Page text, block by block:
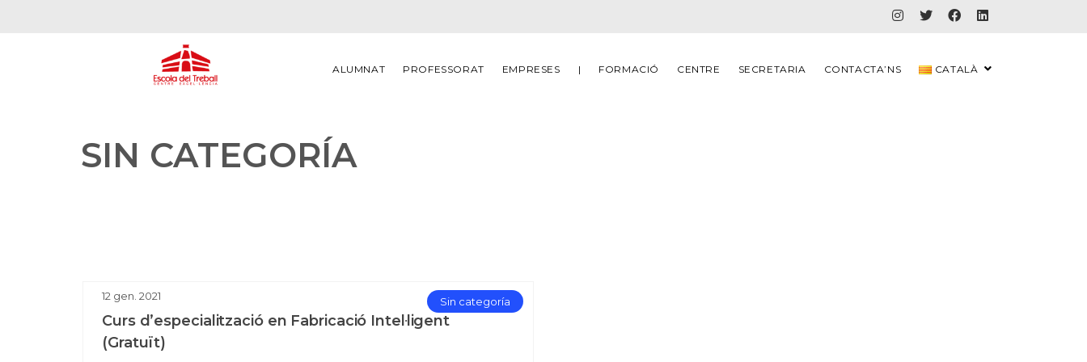
ALUMNAT PROFESSORAT EMPRESES | FORMACIÓ CENTRE SECRETARIA CONTACTA’NS CATALÀ
SIN CATEGORÍA
Sin categoría
12 gen. 2021
Curs d’especialització en Fabricació Intel·ligent
(Gratuït)